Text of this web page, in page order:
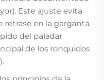
Este ajuste evita
retrase en la garganta
del paladar
de los ronquidos